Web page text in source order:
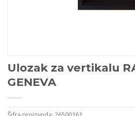
Ulozak za vertikalu
GENEVA